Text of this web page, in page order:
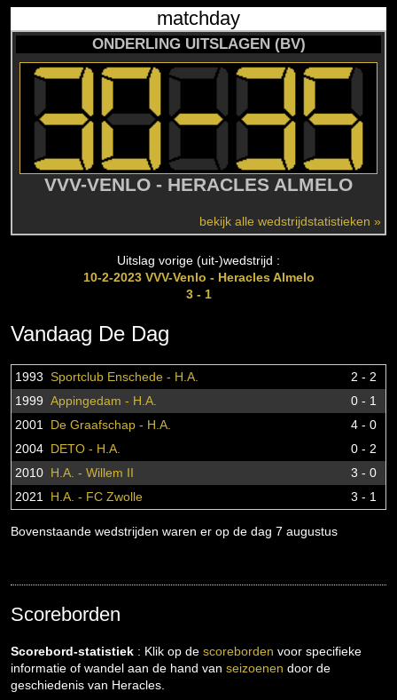
matchday
ONDERLING UITSLAGEN (BV)
VVV-VENLO - HERACLES ALMELO
bekijk alle wedstrijdstatistieken »
Uitslag vorige (uit-)wedstrijd :
10-2-2023 VVV-Venlo - Heracles Almelo
3 - 1
Vandaag De Dag
1993 Sportclub Enschede - H.A.
2 - 2
1999 Appingedam - H.A.
0 - 1
2001 De Graafschap - H.A.
4 - 0
2004 DETO - H.A.
0 - 2
2010 H.A. - Willem II
3 - 0
2021 H.A. - FC Zwolle 3 - 1
Bovenstaande wedstrijden waren er op de dag 7 augustus
Scoreborden
Scorebord-statistiek : Klik op de scoreborden voor specifieke
informatie of wandel aan de hand van seizoenen door de
geschiedenis van Heracles.